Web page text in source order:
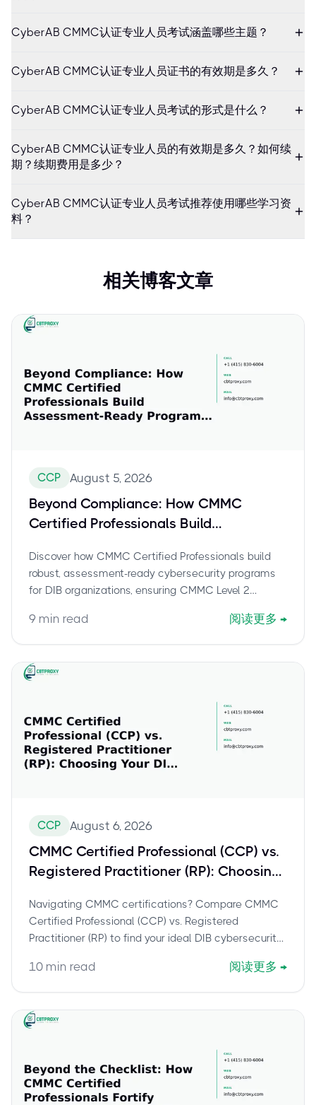
CyberAB CMMC认证专业人员考试涵盖哪些主题？
CyberAB CMMC认证专业人员证书的有效期是多久？
CyberAB CMMC认证专业人员考试的形式是什么？
CyberAB CMMC认证专业人员的有效期是多久？如何续
期？续期费用是多少？
CyberAB CMMC认证专业人员考试推荐使用哪些学习资
料？
相关博客文章
CCP August 5, 2026
Beyond Compliance: How CMMC
Certified Professionals Build
Organizations
Discover how CMMC Certified Professionals build
robust, assessment-ready cybersecurity programs
for DIB organizations, ensuring CMMC Level 2
crucial role in strengthening DIB security.
9 min read 阅读更多 →
CCP August 6, 2026
CMMC Certified Professional (CCP) vs.
Registered Practitioner (RP): Choosing
Navigating CMMC certifications? Compare CMMC
Certified Professional (CCP) vs. Registered
Practitioner (RP) to find your ideal DIB cybersecurity
10 min read 阅读更多 →